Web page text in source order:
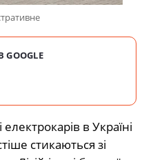
в Україні
стикаються зі